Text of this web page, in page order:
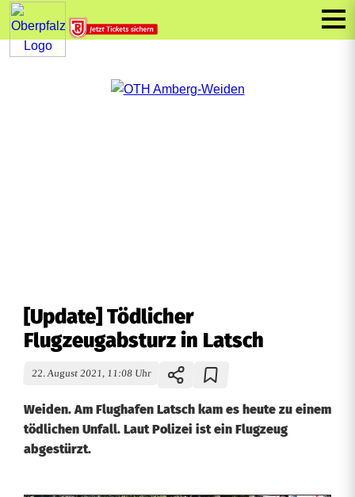
[Update] Tödlicher
Flugzeugabsturz in Latsch
22. August 2021, 11:08 Uhr
Weiden. Am Flughafen Latsch kam es heute zu einem
tödlichen Unfall. Laut Polizei ist ein Flugzeug
abgestürzt.